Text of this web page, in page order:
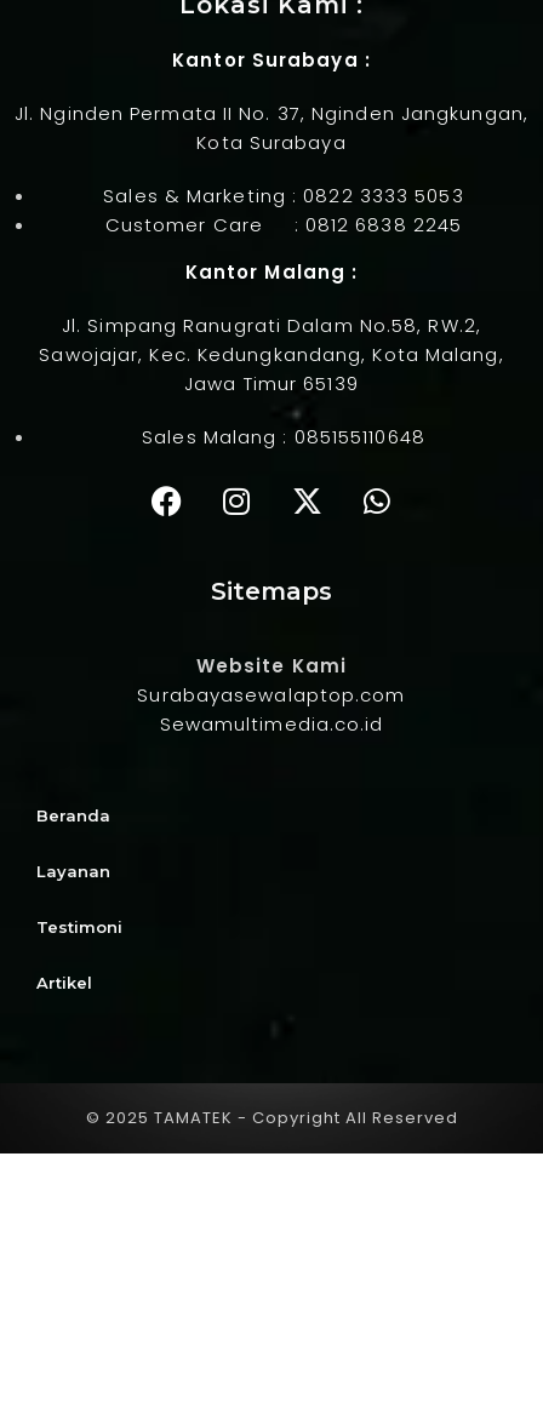
Kantor Surabaya :
Jl. Nginden Permata II No. 37, Nginden Jangkungan,
Kota Surabaya
Sales & Marketing :0822 3333 5053
Customer Care : 0812 6838 2245
Kantor Malang :
Jl. Simpang Ranugrati Dalam No.58, RW.2,
Sawojajar, Kec. Kedungkandang, Kota Malang,
Jawa Timur 65139
Sales Malang : 085155110648
Sitemaps
Website Kami
Surabayasewalaptop.com
Sewamultimedia.co.id
Beranda
Layanan
Testimoni
Artikel
© 2025 TAMATEK - Copyright All Reserved